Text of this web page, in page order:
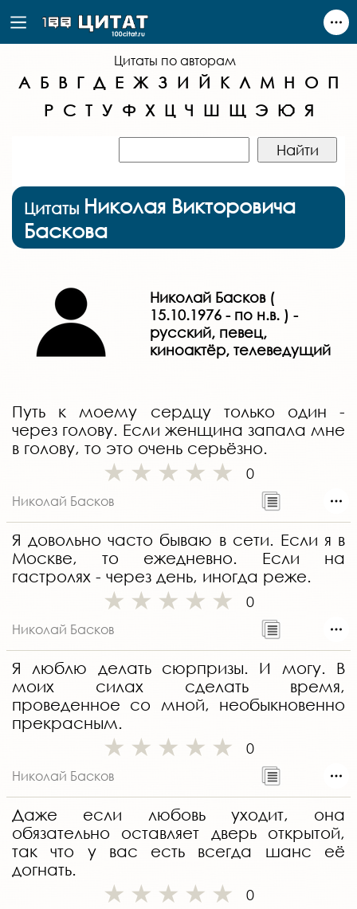
Цитаты по авторам
А Б В Г Д Е Ж З И Й К Л М Н О П
Р С Т У Ф Х Ц Ч Ш Щ Э Ю Я
Цитаты Николая Викторовича
Баскова
Николай Басков (
15.10.1976 - по н.в. ) -
русский, певец,
киноактёр, телеведущий
Путь к моему сердцу только один -
через голову. Если женщина запала мне
в голову, то это очень серьёзно.
0
Николай Басков
Я довольно часто бываю в сети. Если я в
Москве, то ежедневно. Если на
гастролях - через день, иногда реже.
0
Николай Басков
Я люблю делать сюрпризы. И могу. В
моих силах сделать время,
проведенное со мной, необыкновенно
прекрасным.
0
Николай Басков
Даже если любовь уходит, она
обязательно оставляет дверь открытой,
так что у вас есть всегда шанс её
догнать.
0